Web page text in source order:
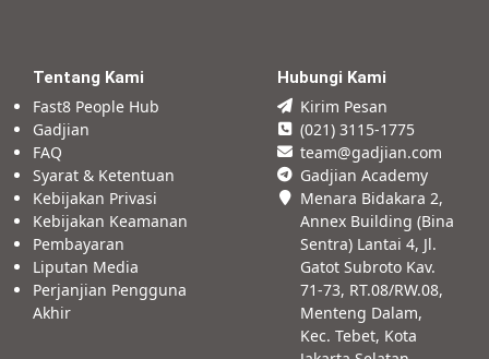
Tentang Kami
Fast8 People Hub
Gadjian
FAQ
Syarat & Ketentuan
Kebijakan Privasi
Kebijakan Keamanan
Pembayaran
Liputan Media
Perjanjian Pengguna
Akhir
Hubungi Kami
Kirim Pesan
(021) 3115-1775
team@gadjian.com
Gadjian Academy
Menara Bidakara 2,
Annex Building (Bina
Sentra) Lantai 4, Jl.
Gatot Subroto Kav.
71-73, RT.08/RW.08,
Menteng Dalam,
Kec. Tebet, Kota